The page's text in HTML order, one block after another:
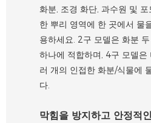
화분, 조경 화단, 과수원 및
한 뿌리 영역에 한 곳에서 물
용하세요. 2구 모델은 화분
하나에 적합하며, 4구 모델은
러 개의 인접한 화분/식물에
다.
막힘을 방지하고 안정적